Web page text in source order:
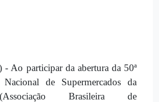
- Ao participar da abertura da 50ª
Nacional de Supermercados da
Brasileira de